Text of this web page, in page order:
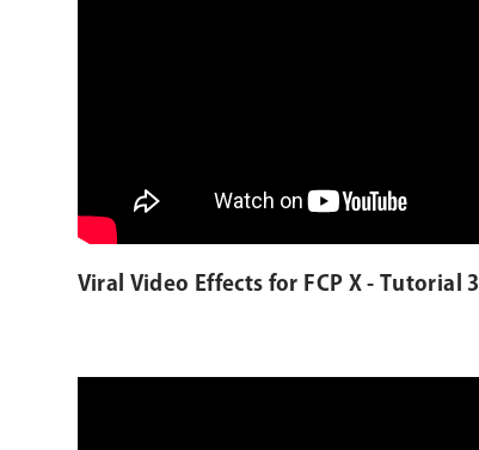
Viral Video Effects for FCP X - Tutorial 3